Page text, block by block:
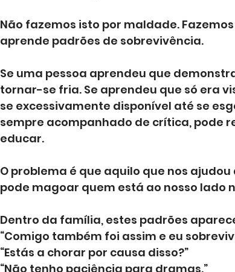
Não fazemos isto por maldade.
aprende padrões de sobrevivência.
Se uma pessoa aprendeu que
tornar-se fria. Se aprendeu que só era
se excessivamente disponível até se
sempre acompanhado de crítica, pode
educar.
O problema é que aquilo que nos
pode magoar quem está ao nosso lado
Dentro da família, estes padrões
“Comigo também foi assim e eu
“Estás a chorar por causa disso?”
“Não tenho paciência para dramas.”